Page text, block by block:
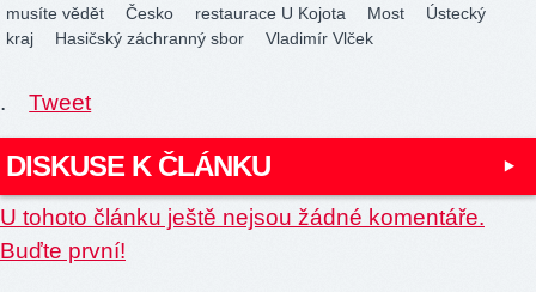
musíte vědět Česko restaurace U Kojota Most
Ústecký
kraj
Hasičský záchranný sbor Vladimír Vlček
. Tweet
DISKUSE K ČLÁNKU
U tohoto článku ještě nejsou žádné komentáře.
Buďte první!